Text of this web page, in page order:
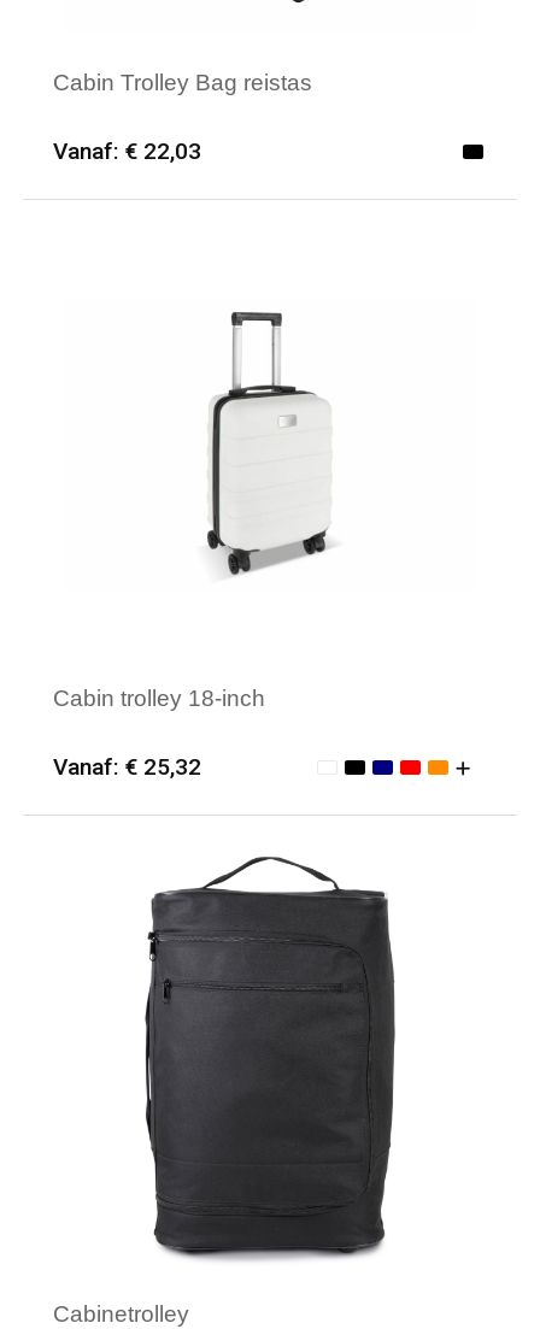
Cabin Trolley Bag reistas
Vanaf: € 22,03
Minimale afname: 6
Cabin trolley 18-inch
Vanaf: € 25,32
Minimale afname: 6
Merk: Textielborduren Nederland
Cabinetrolley